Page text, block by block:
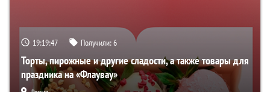
19:19:46 Получили:6
Торты, пирожные и другие сладости, а также товары для
праздника на «Флаувау»